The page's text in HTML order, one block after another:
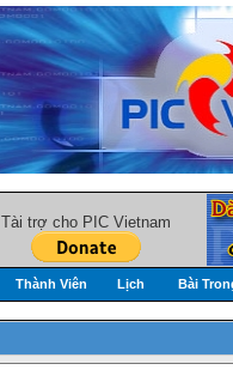
Tài trợ cho PIC Vietnam
Thành Viên Lịch Bài